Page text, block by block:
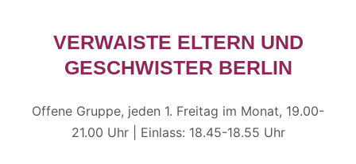
VERWAISTE ELTERN UND
GESCHWISTER BERLIN
Offene Gruppe, jeden 1. Freitag im Monat, 19.00-
21.00 Uhr | Einlass: 18.45-18.55 Uhr